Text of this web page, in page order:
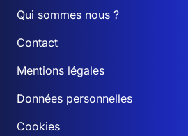
Qui sommes nous ?
Contact
Mentions légales
Données personnelles
Cookies